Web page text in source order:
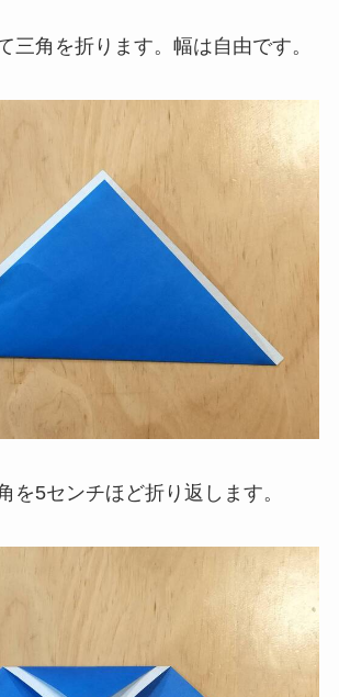
三角を折ります。幅は自由です。
を5センチほど折り返します。